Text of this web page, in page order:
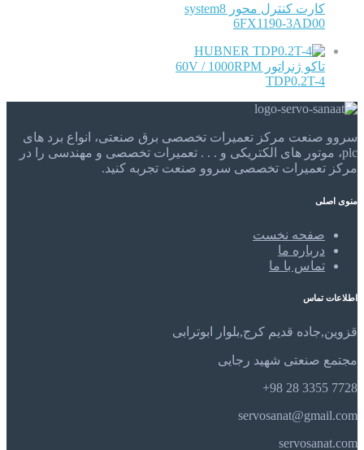
کارت کنترل محور system8
6FX1190-3AD00
HUBNER
تاکو ژنراتور 60V / 1000RPM
TDP0.2T-4
سروو صنعت مرکز تعمیرات تخصصی برق صنعتی، انواع برد های
plc، موتور های الکتریکی و . . . تعمیرات تخصصی و مهندسی را در
مرکز تعمیرات تخصصی سروو صنعت تجربه کنید.
منوی اصلی
صفحه نخست
درباره ما
تماس با ما
اطلاعات تماس
قزوین,جاده قدیم کرج,بلوار ابوترابی
مجتمع صنعتی شهید رجایی
7728 3355 28 98+
servosanat@gmail.com
servosanat.com